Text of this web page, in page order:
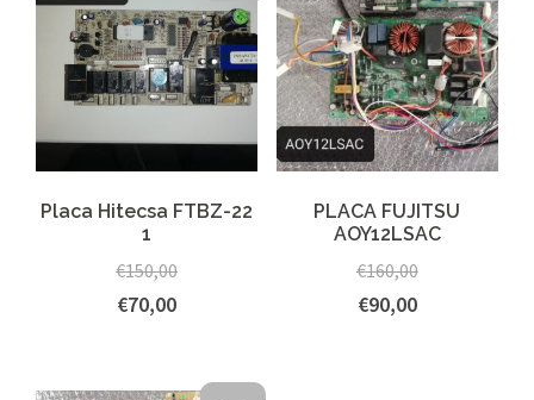
Placa Hitecsa FTBZ-22
1
€150,00
€70,00
PLACA FUJITSU
AOY12LSAC
€160,00
€90,00